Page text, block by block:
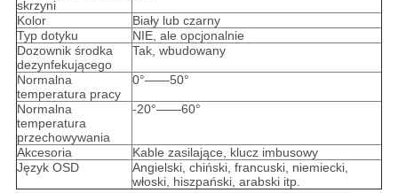
skrzyni
Kolor
Biały lub czarny
Typ dotyku
NIE, ale opcjonalnie
Dozownik środka
dezynfekującego
Tak, wbudowany
Normalna
temperatura pracy
0°——50°
Normalna
temperatura
przechowywania
-20°——60°
Akcesoria
Kable zasilające, klucz imbusowy
Język OSD
Angielski, chiński, francuski, niemiecki,
włoski, hiszpański, arabski itp.